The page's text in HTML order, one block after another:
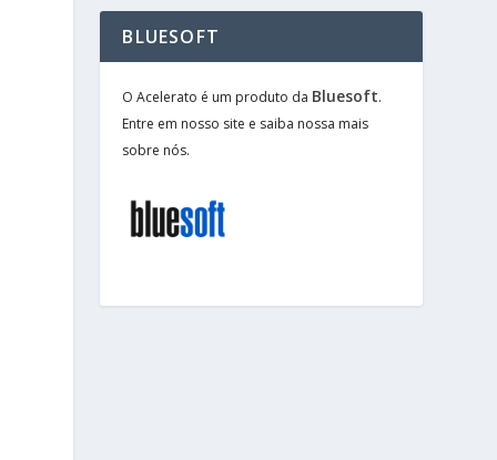
BLUESOFT
O Acelerato é um produto da Bluesoft.
Entre em nosso site e saiba nossa mais
sobre nós.